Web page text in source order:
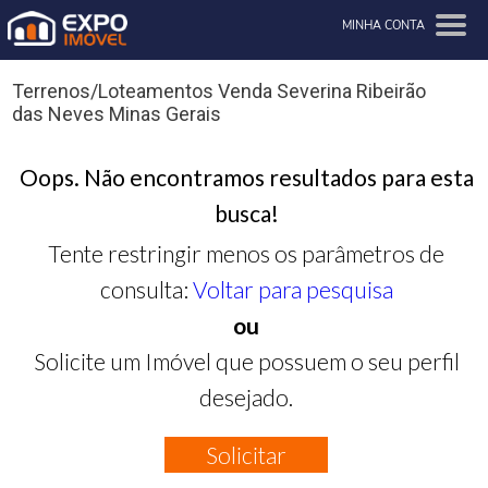
MINHA CONTA
Terrenos/Loteamentos Venda Severina Ribeirão
das Neves Minas Gerais
Oops. Não encontramos resultados para esta
busca!
Tente restringir menos os parâmetros de
consulta: Voltar para pesquisa
ou
Solicite um Imóvel que possuem o seu perfil
desejado.
Solicitar